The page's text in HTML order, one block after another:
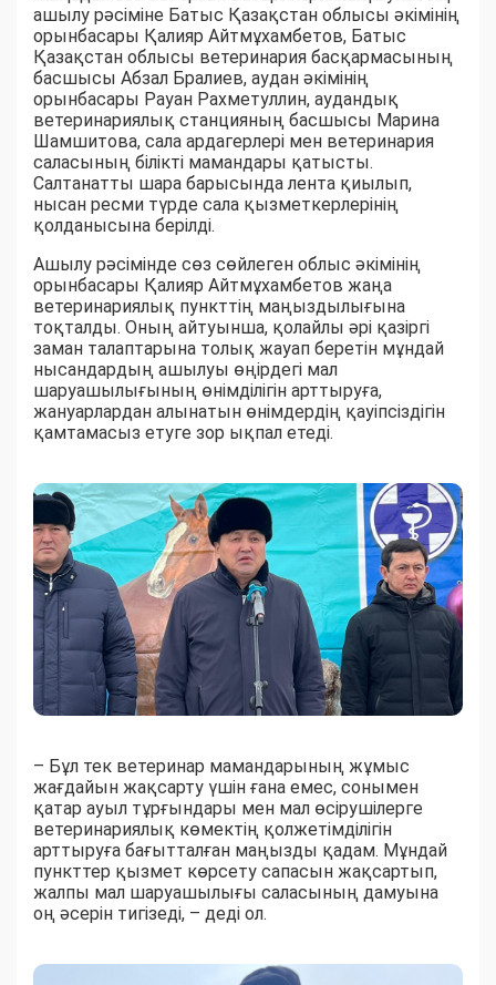
ашылу рәсіміне Батыс Қазақстан облысы әкімінің
орынбасары Қалияр Айтмұхамбетов, Батыс
Қазақстан облысы ветеринария басқармасының
басшысы Абзал Бралиев, аудан әкімінің
орынбасары Рауан Рахметуллин, аудандық
ветеринариялық станцияның басшысы Марина
Шамшитова, сала ардагерлері мен ветеринария
саласының білікті мамандары қатысты.
Салтанатты шара барысында лента қиылып,
нысан ресми түрде сала қызметкерлерінің
қолданысына берілді.
Ашылу рәсімінде сөз сөйлеген облыс әкімінің
орынбасары Қалияр Айтмұхамбетов жаңа
ветеринариялық пункттің маңыздылығына
тоқталды. Оның айтуынша, қолайлы әрі қазіргі
заман талаптарына толық жауап беретін мұндай
нысандардың ашылуы өңірдегі мал
шаруашылығының өнімділігін арттыруға,
жануарлардан алынатын өнімдердің қауіпсіздігін
қамтамасыз етуге зор ықпал етеді.
– Бұл тек ветеринар мамандарының жұмыс
жағдайын жақсарту үшін ғана емес, сонымен
қатар ауыл тұрғындары мен мал өсірушілерге
ветеринариялық көмектің қолжетімділігін
арттыруға бағытталған маңызды қадам. Мұндай
пункттер қызмет көрсету сапасын жақсартып,
жалпы мал шаруашылығы саласының дамуына
оң әсерін тигізеді, – деді ол.